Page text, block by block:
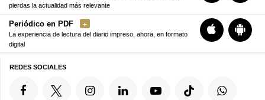
pierdas la actualidad más relevante
Periódico en PDF
La experiencia de lectura del diario impreso, ahora, en formato
digital
REDES SOCIALES